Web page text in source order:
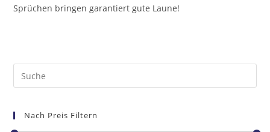
Sprüchen bringen garantiert gute Laune!
Nach Preis Filtern